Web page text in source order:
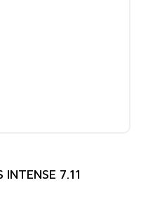
INTENSE 7.11